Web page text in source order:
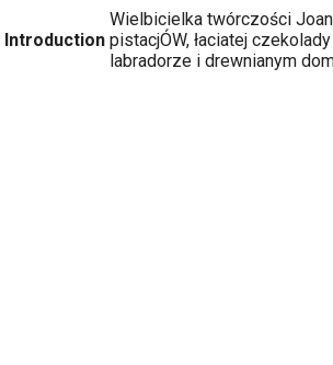
Introduction
Wielbicielka twórczości
pistacjÓW, łaciatej
labradorze i drewnianym